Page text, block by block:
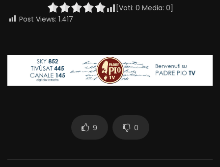
[Voti: 0 Media: 0]
Post Views: 1.417
9 0